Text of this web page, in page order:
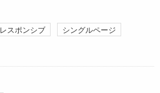
レスポンシブ
シングルページ